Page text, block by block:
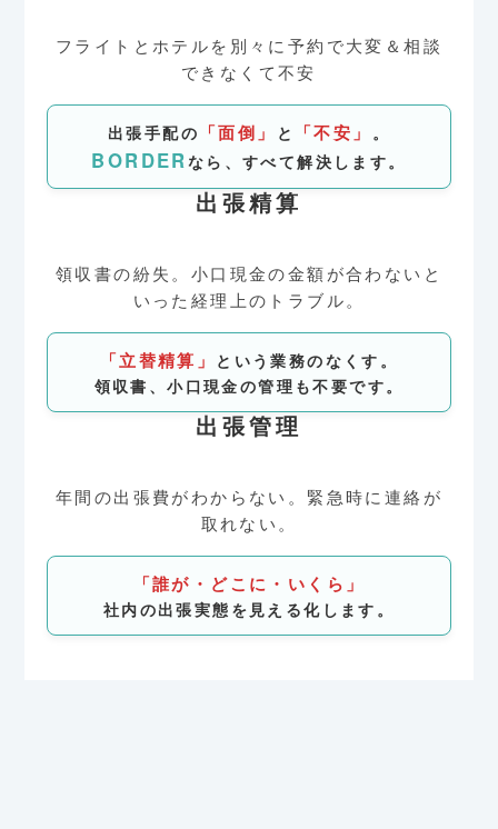
フライトとホテルを別々に予約で大変＆相談
できなくて不安
出張手配の 「面倒」 と 「不安」 。
BORDERなら、すべて解決します。
出張精算
領収書の紛失。小口現金の金額が合わないと
いった経理上のトラブル。
「立替精算」 という業務のなくす。
領収書、小口現金の管理も不要です。
出張管理
年間の出張費がわからない。緊急時に連絡が
取れない。
「誰が・どこに・いくら」
社内の出張実態を見える化します。